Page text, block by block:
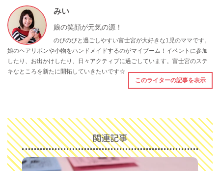
みい
娘の笑顔が元気の源！
のびのびと過ごしやすい富士宮が大好きな1児のママです。
娘のヘアリボンや小物をハンドメイドするのがマイブーム！イベントに参加
したり、お出かけしたり、日々アクティブに過ごしています。富士宮のステ
キなところを新たに開拓していきたいです☆
このライターの記事を表示
関連記事